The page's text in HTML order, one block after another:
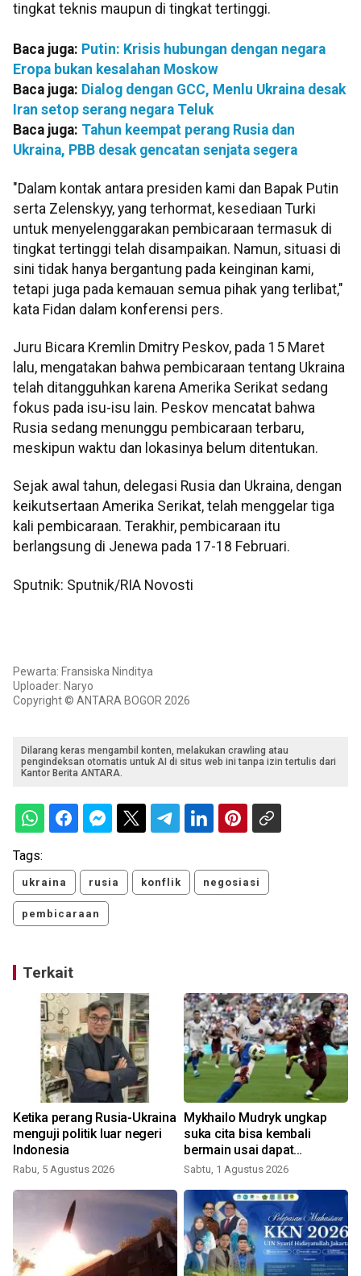
tingkat teknis maupun di tingkat tertinggi.
Baca juga: Putin: Krisis hubungan dengan negara
Eropa bukan kesalahan Moskow
Baca juga: Dialog dengan GCC, Menlu Ukraina desak
Iran setop serang negara Teluk
Baca juga: Tahun keempat perang Rusia dan
Ukraina, PBB desak gencatan senjata segera
"Dalam kontak antara presiden kami dan Bapak Putin
serta Zelenskyy, yang terhormat, kesediaan Turki
untuk menyelenggarakan pembicaraan termasuk di
tingkat tertinggi telah disampaikan. Namun, situasi di
sini tidak hanya bergantung pada keinginan kami,
tetapi juga pada kemauan semua pihak yang terlibat,"
kata Fidan dalam konferensi pers.
Juru Bicara Kremlin Dmitry Peskov, pada 15 Maret
lalu, mengatakan bahwa pembicaraan tentang Ukraina
telah ditangguhkan karena Amerika Serikat sedang
fokus pada isu-isu lain. Peskov mencatat bahwa
Rusia sedang menunggu pembicaraan terbaru,
meskipun waktu dan lokasinya belum ditentukan.
Sejak awal tahun, delegasi Rusia dan Ukraina, dengan
keikutsertaan Amerika Serikat, telah menggelar tiga
kali pembicaraan. Terakhir, pembicaraan itu
berlangsung di Jenewa pada 17-18 Februari.
Sputnik: Sputnik/RIA Novosti
Pewarta: Fransiska Ninditya
Uploader: Naryo
Copyright © ANTARA BOGOR 2026
Dilarang keras mengambil konten, melakukan crawling atau
pengindeksan otomatis untuk AI di situs web ini tanpa izin tertulis dari
Kantor Berita ANTARA.
Tags:
ukraina rusia konflik negosiasi
pembicaraan
Terkait
Ketika perang Rusia-Ukraina
menguji politik luar negeri
Indonesia
Rabu, 5 Agustus 2026
Mykhailo Mudryk ungkap
suka cita bisa kembali
bermain usai dapat
hukuman 4 tahun
Sabtu, 1 Agustus 2026